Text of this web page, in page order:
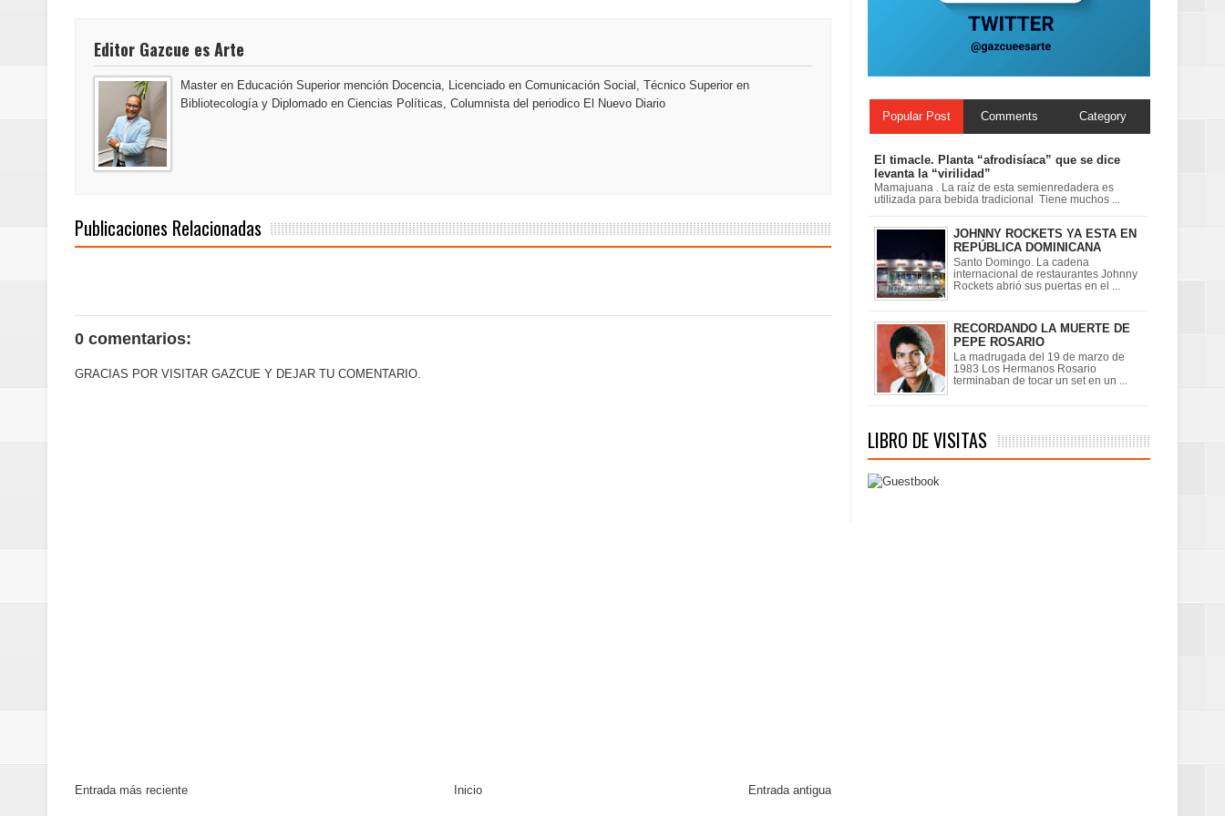
Banreservas recibe nuevamente la máxima calificación crediticia AAA.do de Moody's Local RD con perspectiva
Estable
Editor Gazcue es Arte
Master en Educación Superior mención Docencia, Licenciado en Comunicación Social, Técnico Superior en
Bibliotecología y Diplomado en Ciencias Políticas, Columnista del periodico El Nuevo Diario
Publicaciones Relacionadas
0 comentarios:
GRACIAS POR VISITAR GAZCUE Y DEJAR TU COMENTARIO.
Entrada más reciente Entrada antigua
Inicio
Popular Post Comments Category
El timacle. Planta “afrodisíaca” que se dice
levanta la “virilidad”
Mamajuana . La raíz de esta semienredadera es
utilizada para bebida tradicional Tiene muchos ...
JOHNNY ROCKETS YA ESTA EN
REPÚBLICA DOMINICANA
Santo Domingo. La cadena
internacional de restaurantes Johnny
Rockets abrió sus puertas en el ...
RECORDANDO LA MUERTE DE
PEPE ROSARIO
La madrugada del 19 de marzo de
1983 Los Hermanos Rosario
terminaban de tocar un set en un ...
LIBRO DE VISITAS